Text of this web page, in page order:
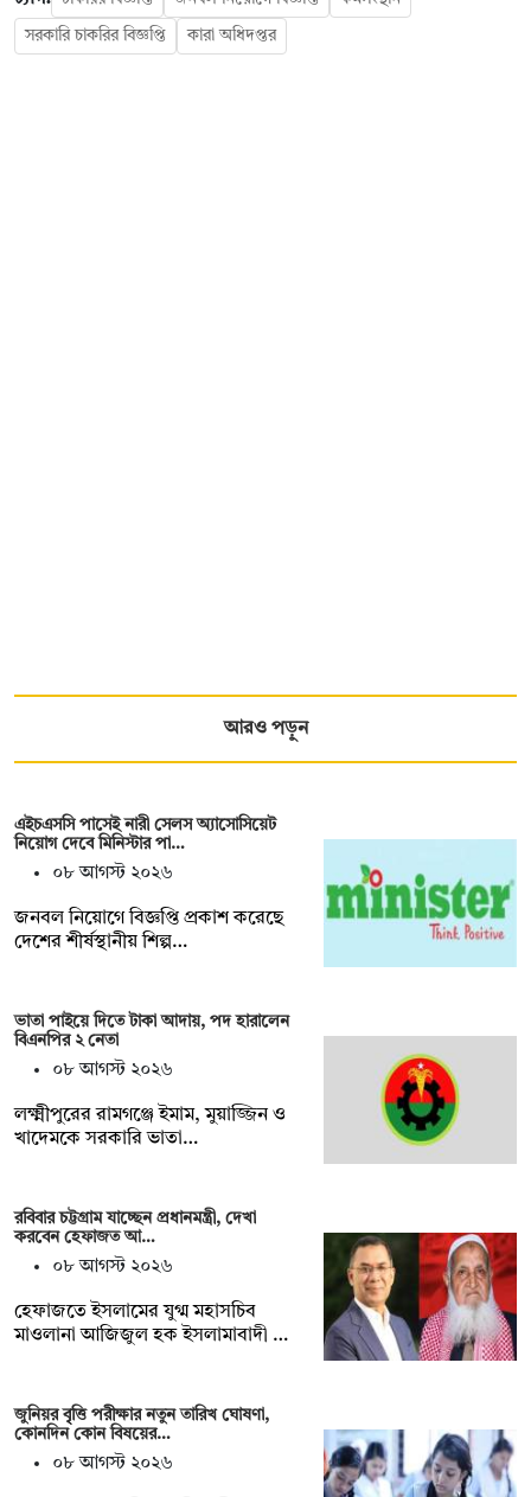
সরকারি চাকরির বিজ্ঞপ্তি কারা অধিদপ্তর
আরও পড়ুন
এইচএসসি পাসেই নারী সেলস অ্যাসোসিয়েট
নিয়োগ দেবে মিনিস্টার পা…
০৮ আগস্ট ২০২৬
জনবল নিয়োগে বিজ্ঞপ্তি প্রকাশ করেছে
দেশের শীর্ষস্থানীয় শিল্প…
ভাতা পাইয়ে দিতে টাকা আদায়, পদ হারালেন
বিএনপির ২ নেতা
০৮ আগস্ট ২০২৬
লক্ষ্মীপুরের রামগঞ্জে ইমাম, মুয়াজ্জিন ও
খাদেমকে সরকারি ভাতা…
রবিবার চট্টগ্রাম যাচ্ছেন প্রধানমন্ত্রী, দেখা
করবেন হেফাজত আ…
০৮ আগস্ট ২০২৬
হেফাজতে ইসলামের যুগ্ম মহাসচিব
মাওলানা আজিজুল হক ইসলামাবাদী …
জুনিয়র বৃৃত্তি পরীক্ষার নতুন তারিখ ঘোষণা,
কোনদিন কোন বিষয়ের…
০৮ আগস্ট ২০২৬